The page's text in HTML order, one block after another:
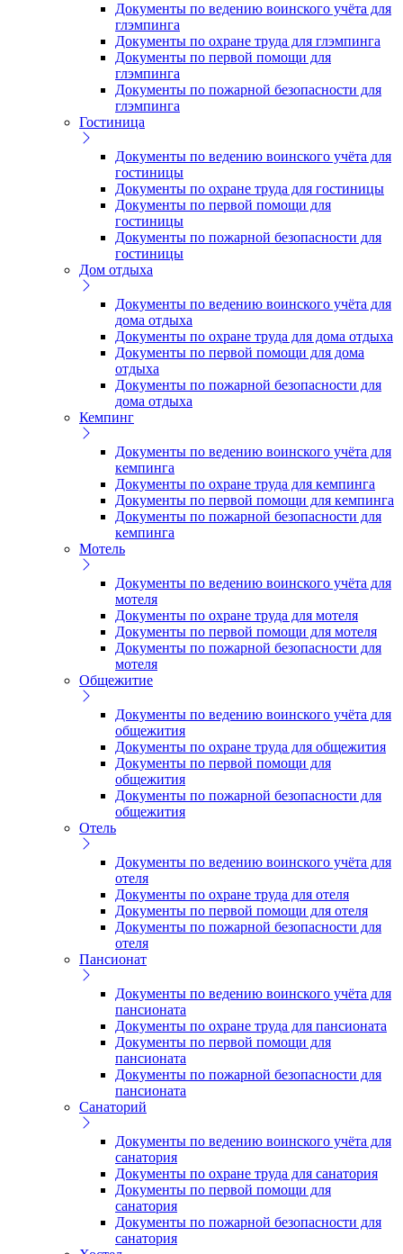
Документы по ведению воинского учёта для
глэмпинга
Документы по охране труда для глэмпинга
Документы по первой помощи для
глэмпинга
Документы по пожарной безопасности для
глэмпинга
Гостиница
Документы по ведению воинского учёта для
гостиницы
Документы по охране труда для гостиницы
Документы по первой помощи для
гостиницы
Документы по пожарной безопасности для
гостиницы
Дом отдыха
Документы по ведению воинского учёта для
дома отдыха
Документы по охране труда для дома отдыха
Документы по первой помощи для дома
отдыха
Документы по пожарной безопасности для
дома отдыха
Кемпинг
Документы по ведению воинского учёта для
кемпинга
Документы по охране труда для кемпинга
Документы по первой помощи для кемпинга
Документы по пожарной безопасности для
кемпинга
Мотель
Документы по ведению воинского учёта для
мотеля
Документы по охране труда для мотеля
Документы по первой помощи для мотеля
Документы по пожарной безопасности для
мотеля
Общежитие
Документы по ведению воинского учёта для
общежития
Документы по охране труда для общежития
Документы по первой помощи для
общежития
Документы по пожарной безопасности для
общежития
Отель
Документы по ведению воинского учёта для
отеля
Документы по охране труда для отеля
Документы по первой помощи для отеля
Документы по пожарной безопасности для
отеля
Пансионат
Документы по ведению воинского учёта для
пансионата
Документы по охране труда для пансионата
Документы по первой помощи для
пансионата
Документы по пожарной безопасности для
пансионата
Санаторий
Документы по ведению воинского учёта для
санатория
Документы по охране труда для санатория
Документы по первой помощи для
санатория
Документы по пожарной безопасности для
санатория